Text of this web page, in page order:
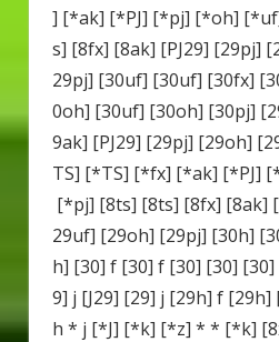
] [*ak] [*PJ] [*pj] [*oh]
s] [8fx] [8ak] [PJ29] [29pj]
29pj] [30uf] [30uf] [30fx]
0oh] [30uf] [30oh] [30pj]
9ak] [PJ29] [29pj] [29oh]
TS] [*TS] [*fx] [*ak] [*PJ]
[*pj] [8ts] [8ts] [8fx] [8ak]
29uf] [29oh] [29pj] [30h]
h] [30] f [30] f [30] [30]
9] j [J29] [29] j [29h] f
h * j [*J] [*k] [*z] * * [*k]